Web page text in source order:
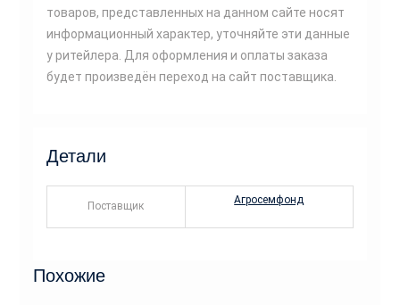
товаров, представленных на данном сайте носят
информационный характер, уточняйте эти данные
у ритейлера. Для оформления и оплаты заказа
будет произведён переход на сайт поставщика.
Детали
Поставщик Агросемфонд
Похожие